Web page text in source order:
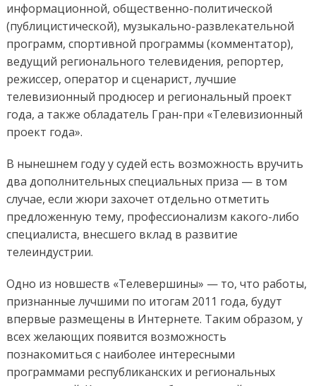
информационной, общественно-политической
(публицистической), музыкально-развлекательной
программ, спортивной программы (комментатор),
ведущий регионального телевидения, репортер,
режиссер, оператор и сценарист, лучшие
телевизионный продюсер и региональный проект
года, а также обладатель Гран-при «Телевизионный
проект года».
В нынешнем году у судей есть возможность вручить
два дополнительных специальных приза — в том
случае, если жюри захочет отдельно отметить
предложенную тему, профессионализм какого-либо
специалиста, внесшего вклад в развитие
телеиндустрии.
Одно из новшеств «Телевершины» — то, что работы,
признанные лучшими по итогам 2011 года, будут
впервые размещены в Интернете. Таким образом, у
всех желающих появится возможность
познакомиться с наиболее интересными
программами республиканских и региональных